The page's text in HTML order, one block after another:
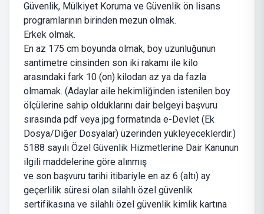
Güvenlik, Mülkiyet Koruma ve Güvenlik ön lisans
programlarının birinden mezun olmak.
Erkek olmak.
En az 175 cm boyunda olmak, boy uzunluğunun
santimetre cinsinden son iki rakamı ile kilo
arasındaki fark 10 (on) kilodan az ya da fazla
olmamak. (Adaylar aile hekimliğinden istenilen boy
ölçülerine sahip olduklarını dair belgeyi başvuru
sırasında pdf veya jpg formatında e-Devlet (Ek
Dosya/Diğer Dosyalar) üzerinden yükleyeceklerdir.)
5188 sayılı Özel Güvenlik Hizmetlerine Dair Kanunun
ilgili maddelerine göre alınmış
ve son başvuru tarihi itibariyle en az 6 (altı) ay
geçerlilik süresi olan silahlı özel güvenlik
sertifikasına ve silahlı özel güvenlik kimlik kartına